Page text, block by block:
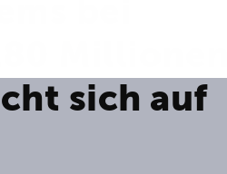
bei
sich auf